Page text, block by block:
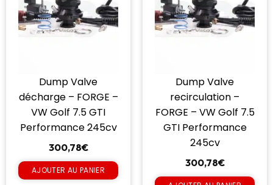
Dump Valve
décharge – FORGE –
VW Golf 7.5 GTI
Performance 245cv
300,78€
AJOUTER AU PANIER
Dump Valve
recirculation –
FORGE – VW Golf 7.5
GTI Performance
245cv
300,78€